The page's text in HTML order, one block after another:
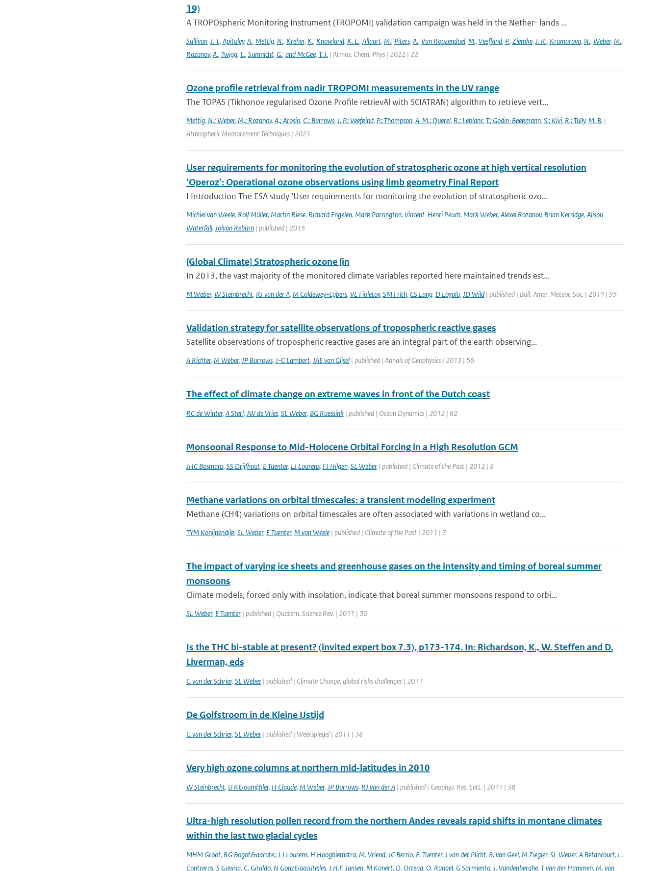
19)
A TROPOspheric Monitoring Instrument (TROPOMI) validation campaign was held in the Nether- lands ...
Sullivan, J. T., Apituley, A., Mettig, N., Kreher, K., Knowland, K. E., Allaart, M., Piters, A., Van Roozendael, M., Veefkind, P., Ziemke, J. R., Kramarova, N., Weber, M.,
Rozanov, A., Twigg, L., Sumnicht, G., and McGee, T. J.| Atmos. Chem. Phys | 2022 | 22
Ozone profile retrieval from nadir TROPOMI measurements in the UV range
The TOPAS (Tikhonov regularised Ozone Profile retrievAl with SCIATRAN) algorithm to retrieve vert...
Mettig, N.; Weber, M.; Rozanov, A.; Arosio, C.; Burrows, J. P.; Veefkind, P.; Thompson, A. M.; Querel, R.; Leblanc, T.; Godin-Beekmann, S.; Kivi, R.; Tully, M. B.|
Atmospheric Measurement Techniques | 2021
User requirements for monitoring the evolution of stratospheric ozone at high vertical resolution
‘Operoz’: Operational ozone observations using limb geometry Final Report
I Introduction The ESA study ‘User requirements for monitoring the evolution of stratospheric ozo...
Michiel van Weele, Rolf Müller, Martin Riese, Richard Engelen, Mark Parrington, Vincent-Henri Peuch, Mark Weber, Alexei Rozanov, Brian Kerridge, Alison
Waterfall, Jolyon Reburn| published | 2015
[Global Climate] Stratospheric ozone [in
In 2013, the vast majority of the monitored climate variables reported here maintained trends est...
M Weber, W Steinbrecht, RJ van der A, M Coldewey-Egbers, VE Fioletov, SM Frith, CS Long, D Loyola, JD Wild| published | Bull. Amer. Meteor. Soc. | 2014 | 95
Validation strategy for satellite observations of tropospheric reactive gases
Satellite observations of tropospheric reactive gases are an integral part of the earth observing...
A Richter, M Weber, JP Burrows, J-C Lambert, JAE van Gijsel| published | Annals of Geophysics | 2013 | 56
The effect of climate change on extreme waves in front of the Dutch coast
RC de Winter, A Sterl, JW de Vries, SL Weber, BG Ruessink| published | Ocean Dynamics | 2012 | 62
Monsoonal Response to Mid-Holocene Orbital Forcing in a High Resolution GCM
JHC Bosmans, SS Drijfhout, E Tuenter, LJ Lourens, FJ Hilgen, SL Weber| published | Climate of the Past | 2012 | 8
Methane variations on orbital timescales: a transient modeling experiment
Methane (CH4) variations on orbital timescales are often associated with variations in wetland co...
TYM Konijnendijk, SL Weber, E Tuenter, M van Weele| published | Climate of the Past | 2011 | 7
The impact of varying ice sheets and greenhouse gases on the intensity and timing of boreal summer
monsoons
Climate models, forced only with insolation, indicate that boreal summer monsoons respond to orbi...
SL Weber, E Tuenter| published | Quatern. Science Rev. | 2011 | 30
Is the THC bi-stable at present? (invited expert box 7.3), p173-174. In: Richardson, K., W. Steffen and D.
Liverman, eds
G van der Schrier, SL Weber| published | Climate Change, global risks challenges | 2011
De Golfstroom in de Kleine IJstijd
G van der Schrier, SL Weber| published | Weerspiegel | 2011 | 38
Very high ozone columns at northern mid‐latitudes in 2010
W Steinbrecht, U K&ouml;hler, H Claude, M Weber, JP Burrows, RJ van der A| published | Geophys. Res. Lett. | 2011 | 38
Ultra-high resolution pollen record from the northern Andes reveals rapid shifts in montane climates
within the last two glacial cycles
MHM Groot, RG Bogot&aacute;, LJ Lourens, H Hooghiemstra, M. Vriend, JC Berrio, E. Tuenter, J van der Plicht, B. van Geel, M Ziegler, SL Weber, A Betancourt, L.
Contreras, S Gaviria, C. Giraldo, N Gonz&aacute;les, J.H.F. Jansen, M Konert, D. Ortega, O. Rangel, G Sarmiento, J. Vandenberghe, T van der Hammen, M. van